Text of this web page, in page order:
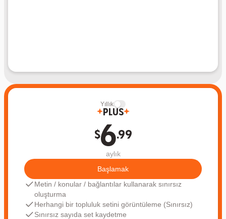
Yıllık
Plus
$6.99
aylık
Başlamak
Metin / konular / bağlantılar kullanarak sınırsız
oluşturma
Herhangi bir topluluk setini görüntüleme (Sınırsız)
Sınırsız sayıda set kaydetme